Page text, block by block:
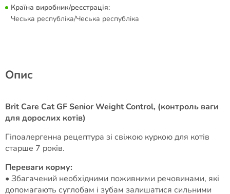
Країна виробник/реєстрація:
Чеська республіка/Чеська республіка
Опис
Brit Care Cat GF Senior Weight Control, (контроль ваги
для дорослих котів)
Гіпоалергенна рецептура зі свіжою куркою для котів
старше 7 років.
Переваги корму:
• Збагачений необхідними поживними речовинами, які
допомагають суглобам і зубам залишатися сильними